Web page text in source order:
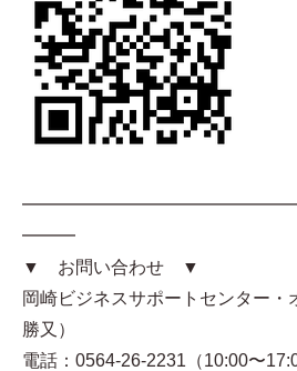
━━━
▼ お問い合わせ ▼
岡崎ビジネスサポートセンター・
勝又）
電話：0564-26-2231（10:00〜